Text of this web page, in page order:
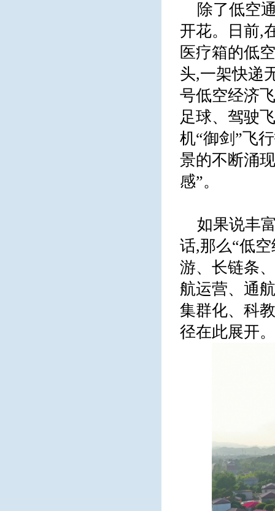
除了低空
开花。日前,
医疗箱的低
头,一架快递
号低空经济
足球、驾驶
机“御剑”飞
景的不断涌
感”。
如果说丰
话,那么“低
游、长链条
航运营、通
集群化、科
径在此展开